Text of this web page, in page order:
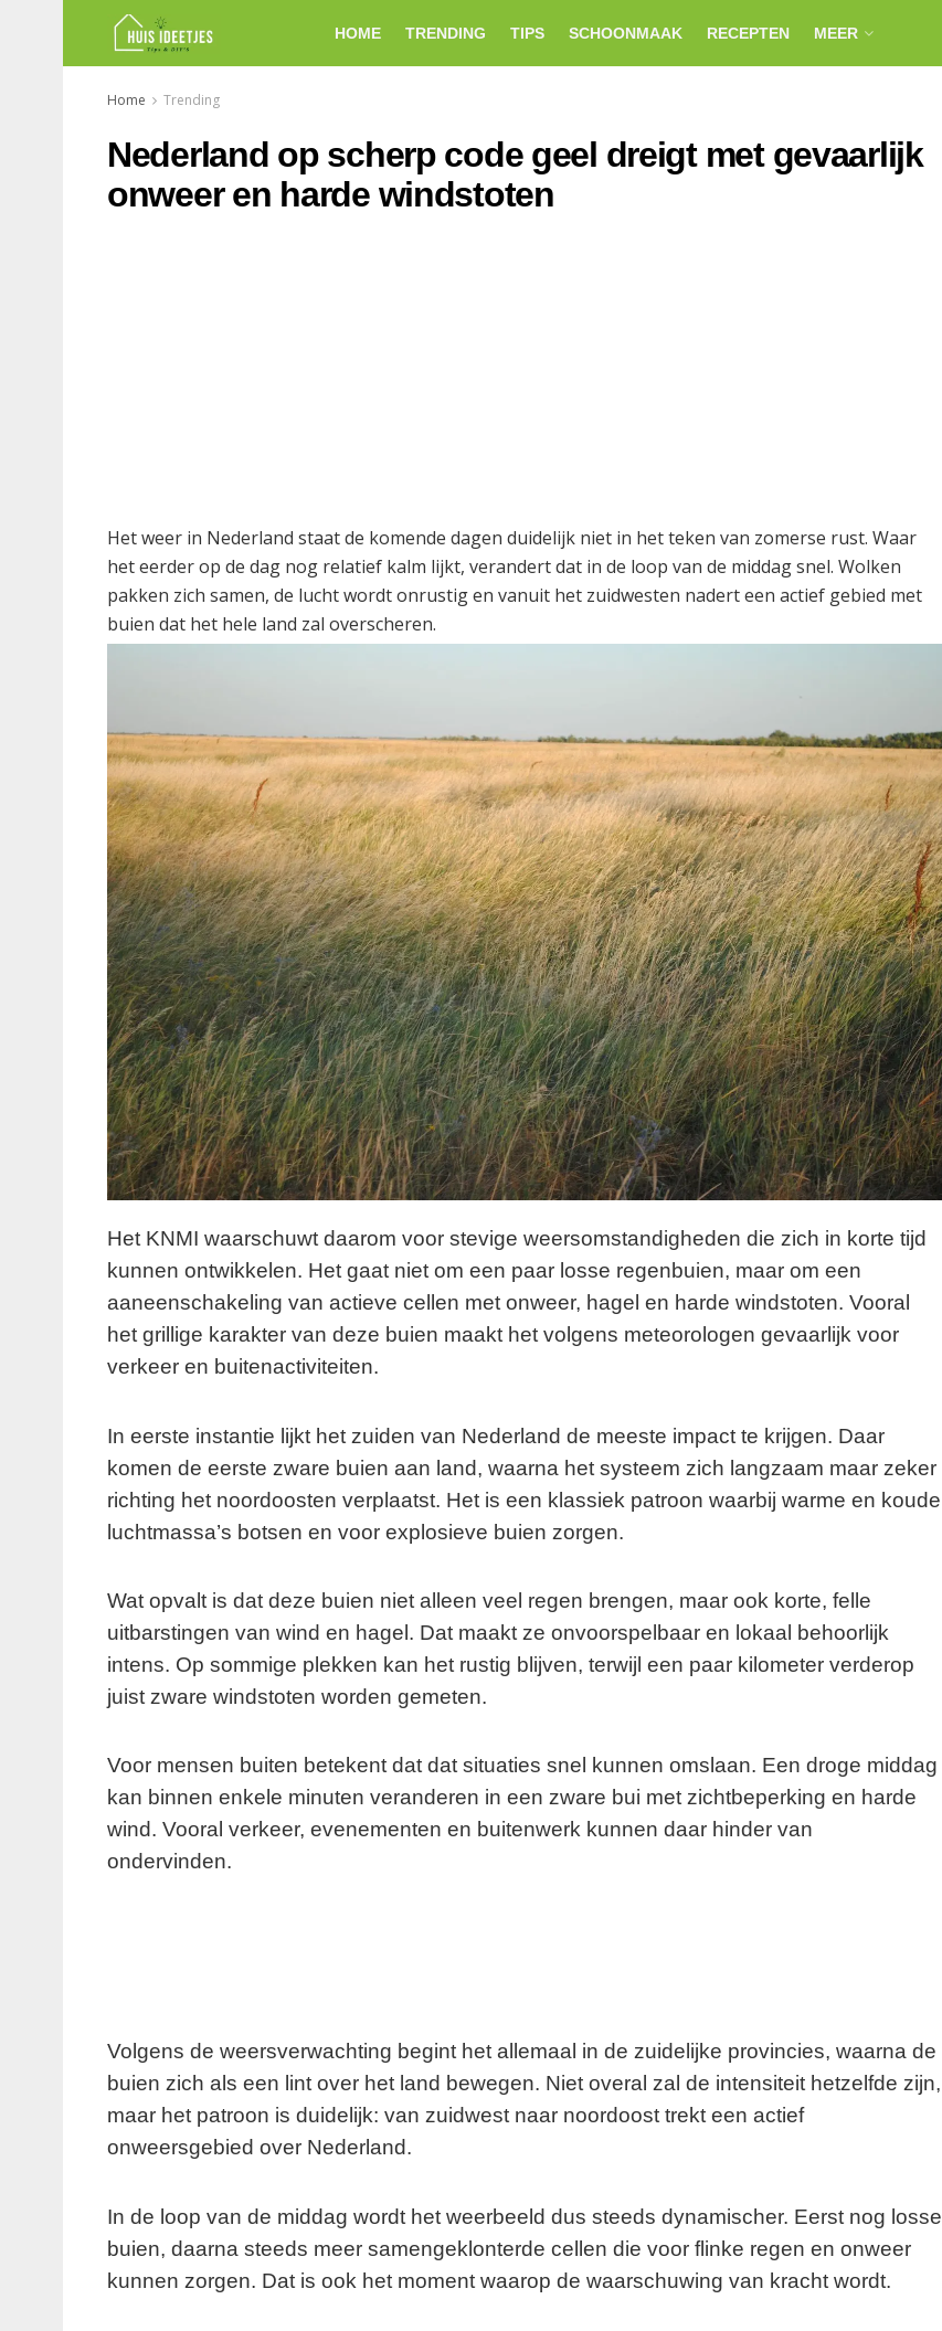
HOME TRENDING TIPS SCHOONMAAK RECEPTEN MEER
Home Trending
Nederland op scherp code geel dreigt met gevaarlijk
onweer en harde windstoten
Het weer in Nederland staat de komende dagen duidelijk niet in het teken van zomerse rust. Waar
het eerder op de dag nog relatief kalm lijkt, verandert dat in de loop van de middag snel. Wolken
pakken zich samen, de lucht wordt onrustig en vanuit het zuidwesten nadert een actief gebied met
buien dat het hele land zal overscheren.
Het KNMI waarschuwt daarom voor stevige weersomstandigheden die zich in korte tijd
kunnen ontwikkelen. Het gaat niet om een paar losse regenbuien, maar om een
aaneenschakeling van actieve cellen met onweer, hagel en harde windstoten. Vooral
het grillige karakter van deze buien maakt het volgens meteorologen gevaarlijk voor
verkeer en buitenactiviteiten.
In eerste instantie lijkt het zuiden van Nederland de meeste impact te krijgen. Daar
komen de eerste zware buien aan land, waarna het systeem zich langzaam maar zeker
richting het noordoosten verplaatst. Het is een klassiek patroon waarbij warme en koude
luchtmassa’s botsen en voor explosieve buien zorgen.
Wat opvalt is dat deze buien niet alleen veel regen brengen, maar ook korte, felle
uitbarstingen van wind en hagel. Dat maakt ze onvoorspelbaar en lokaal behoorlijk
intens. Op sommige plekken kan het rustig blijven, terwijl een paar kilometer verderop
juist zware windstoten worden gemeten.
Voor mensen buiten betekent dat dat situaties snel kunnen omslaan. Een droge middag
kan binnen enkele minuten veranderen in een zware bui met zichtbeperking en harde
wind. Vooral verkeer, evenementen en buitenwerk kunnen daar hinder van
ondervinden.
Volgens de weersverwachting begint het allemaal in de zuidelijke provincies, waarna de
buien zich als een lint over het land bewegen. Niet overal zal de intensiteit hetzelfde zijn,
maar het patroon is duidelijk: van zuidwest naar noordoost trekt een actief
onweersgebied over Nederland.
In de loop van de middag wordt het weerbeeld dus steeds dynamischer. Eerst nog losse
buien, daarna steeds meer samengeklonterde cellen die voor flinke regen en onweer
kunnen zorgen. Dat is ook het moment waarop de waarschuwing van kracht wordt.